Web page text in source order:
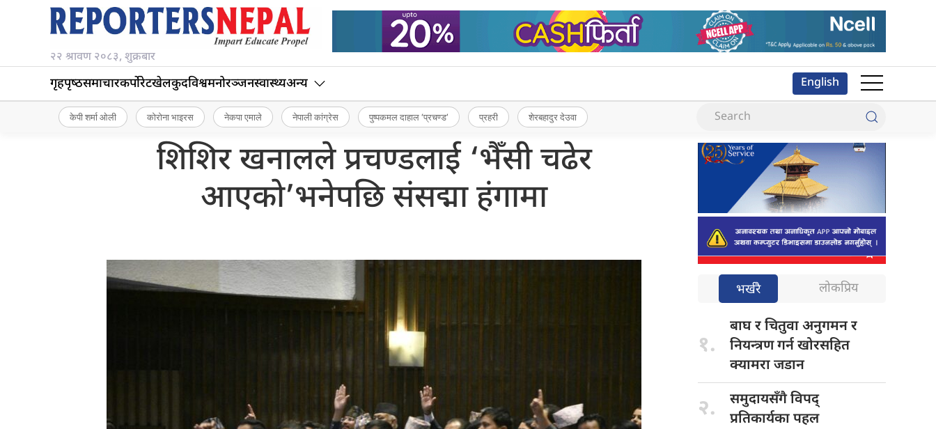
२२ श्रावण २०८३, शुक्रबार
गृहपृष्‍ठसमाचारकर्पोरेटखेलकुदविश्वमनोरञ्जनस्वास्थ्यअन्य English
केपी शर्मा ओली कोरोना भाइरस नेकपा एमाले नेपाली कांग्रेस पुष्पकमल दाहाल ‘प्रचण्ड’ प्रहरी शेरबहादुर देउवा
शिशिर खनालले प्रचण्डलाई ‘भैँसी चढेर
आएको’भनेपछि संसद्मा हंगामा
भर्खरै लोकप्रिय
१.
बाघ रचितुवा अनुगमन र
नियन्त्रण गर्न खोरसहित
क्यामरा जडान
२.
समुदायसँगै विपद्
प्रतिकार्यका पहल